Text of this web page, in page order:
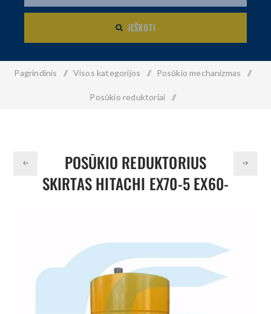
IEŠKOTI
Pagrindinis / Visos kategorijos / Posūkio mechanizmas /
Posūkio reduktoriai /
POSŪKIO REDUKTORIUS
SKIRTAS HITACHI EX70-5 EX60-